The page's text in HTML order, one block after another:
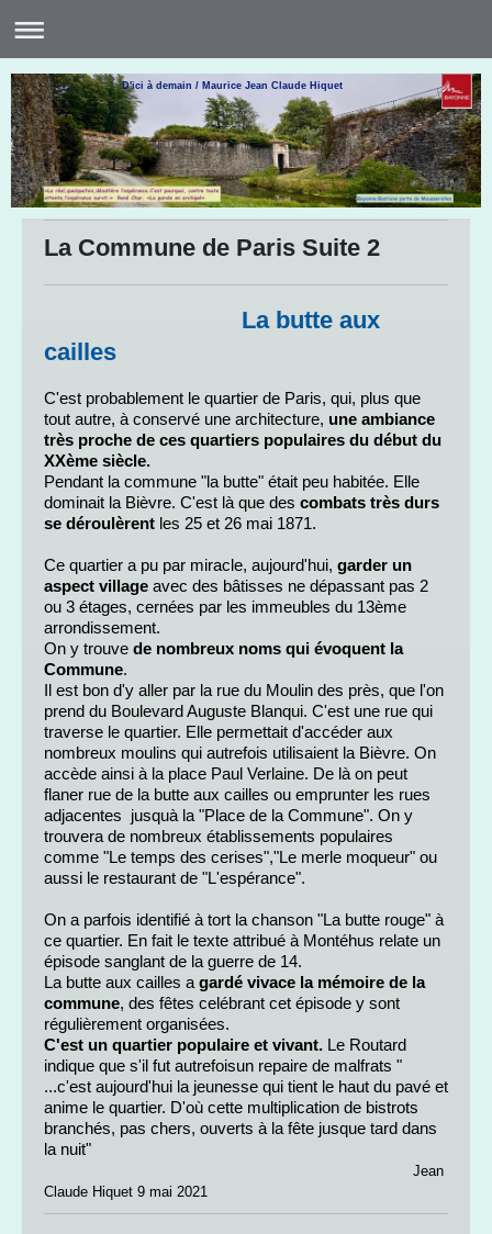
D'ici à demain / Maurice Jean Claude Hiquet
La Commune de Paris Suite 2
La butte aux
cailles
C'est probablement le quartier de Paris, qui, plus que
tout autre, à conservé une architecture, une ambiance
très proche de ces quartiers populaires du début du
XXème siècle.
Pendant la commune "la butte" était peu habitée. Elle
dominait la Bièvre. C'est là que des combats très durs
se déroulèrent les 25 et 26 mai 1871.
Ce quartier a pu par miracle, aujourd'hui, garder un
aspect village avec des bâtisses ne dépassant pas 2
ou 3 étages, cernées par les immeubles du 13ème
arrondissement.
On y trouve de nombreux noms qui évoquent la
Commune.
Il est bon d'y aller par la rue du Moulin des près, que l'on
prend du Boulevard Auguste Blanqui. C'est une rue qui
traverse le quartier. Elle permettait d'accéder aux
nombreux moulins qui autrefois utilisaient la Bièvre. On
accède ainsi à la place Paul Verlaine. De là on peut
flaner rue de la butte aux cailles ou emprunter les rues
adjacentes jusquà la "Place de la Commune". On y
trouvera de nombreux établissements populaires
comme "Le temps des cerises","Le merle moqueur" ou
aussi le restaurant de "L'espérance".
On a parfois identifié à tort la chanson "La butte rouge" à
ce quartier. En fait le texte attribué à Montéhus relate un
épisode sanglant de la guerre de 14.
La butte aux cailles a gardé vivace la mémoire de la
commune, des fêtes celébrant cet épisode y sont
régulièrement organisées.
C'est un quartier populaire et vivant. Le Routard
indique que s'il fut autrefoisun repaire de malfrats "
...c'est aujourd'hui la jeunesse qui tient le haut du pavé et
anime le quartier. D'où cette multiplication de bistrots
branchés, pas chers, ouverts à la fête jusque tard dans
la nuit"
Jean
Claude Hiquet 9 mai 2021